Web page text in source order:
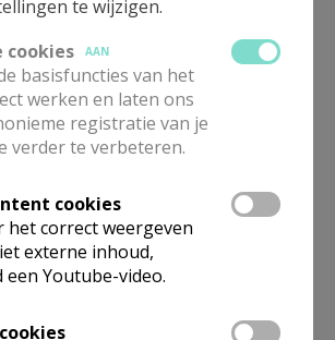
ookuitvaartenplaats.
te wijzigen.
cookies
AAN
basisfuncties van het
werken en laten ons
registratie van je
verder te verbeteren.
cookies
het correct weergeven
externe inhoud,
Youtube-video.